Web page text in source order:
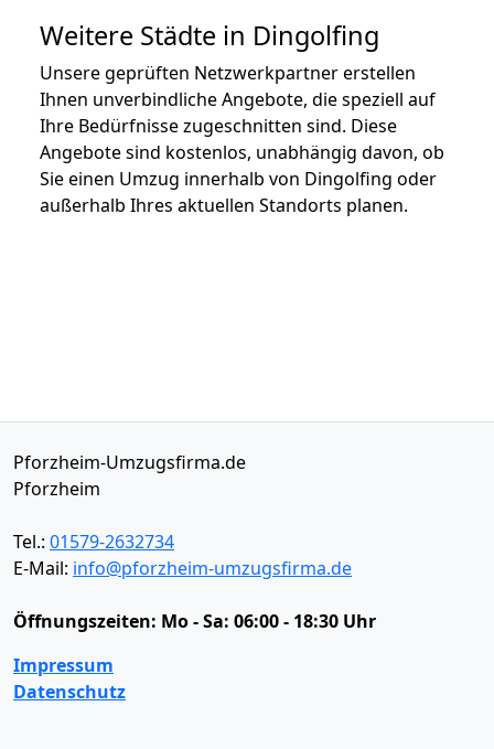
Weitere Städte in Dingolfing
Unsere geprüften Netzwerkpartner erstellen
Ihnen unverbindliche Angebote, die speziell auf
Ihre Bedürfnisse zugeschnitten sind. Diese
Angebote sind kostenlos, unabhängig davon, ob
Sie einen Umzug innerhalb von Dingolfing oder
außerhalb Ihres aktuellen Standorts planen.
Pforzheim-Umzugsfirma.de
Pforzheim
Tel.: 01579-2632734
E-Mail: info@pforzheim-umzugsfirma.de
Öffnungszeiten: Mo - Sa: 06:00 - 18:30 Uhr
Impressum
Datenschutz